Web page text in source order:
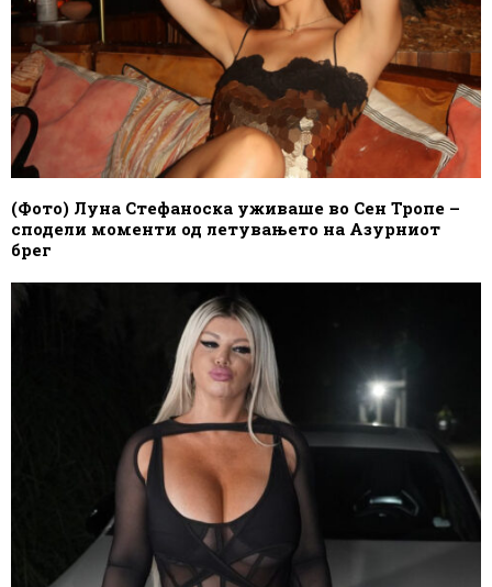
(Фото) Луна Стефаноска уживаше во Сен Тропе –
сподели моменти од летувањето на Азурниот
брег